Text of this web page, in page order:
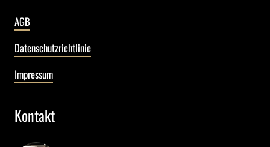
AGB
Datenschutzrichtlinie
Impressum
Kontakt